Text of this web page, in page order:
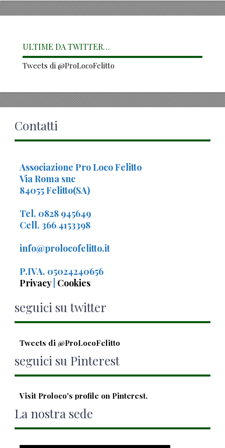
ULTIME DA TWITTER…
Tweets di @ProLocoFelitto
Contatti
Associazione Pro Loco Felitto
Via Roma snc
84055 Felitto(SA)
Tel. 0828 945649
Cell. 366 4153398
info@prolocofelitto.it
P.IVA. 05024240656
Privacy Cookies
seguici su twitter
Tweets di @ProLocoFelitto
seguici su Pinterest
Visit Proloco's profile on Pinterest.
La nostra sede